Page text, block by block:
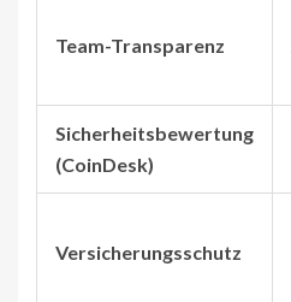
Team-Transparenz
Sicherheitsbewertung
(CoinDesk)
Versicherungsschutz